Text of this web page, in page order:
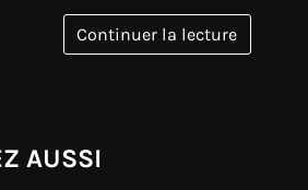
Continuer la lecture
AUSSI